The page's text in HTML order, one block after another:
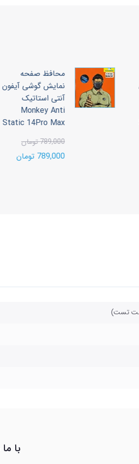
محافظ صفحه
نمایش گوشی آیفون
آنتی استاتیک
Monkey Anti
Static 14Pro Max
789,000 تومان
789,000 تومان
با